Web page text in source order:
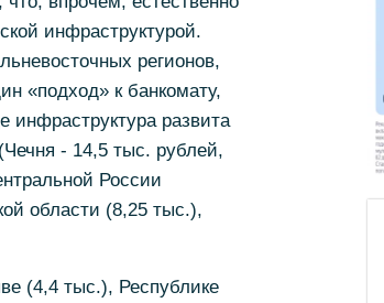
инфраструктурой.
регионов,
«подход» к банкомату,
инфраструктура развита
- 14,5 тыс. рублей,
России
области (8,25 тыс.),
(4,4 тыс.), Республике